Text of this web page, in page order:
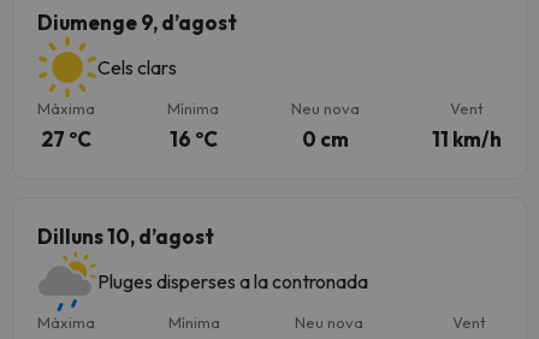
Diumenge 9, d’agost
Cels clars
Màxima
27 ºC
Mínima
16 ºC
Neu nova
0 cm
Vent
11 km/h
Dilluns 10, d’agost
Pluges disperses a la contronada
Màxima Mínima Neu nova Vent